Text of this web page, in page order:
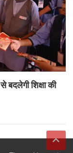
बदलेगी शिक्षा की